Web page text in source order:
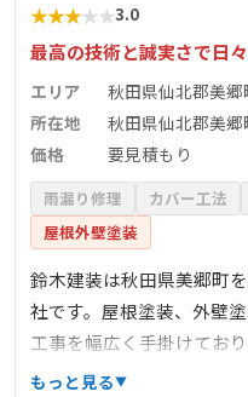
★★★★★3.0
最高の技術と誠実さで日
エリア
秋田県仙北郡美郷
所在地
秋田県仙北郡美
価格
要見積もり
雨漏り修理 カバー工法
屋根外壁塗装
鈴木建装は秋田県美郷町
社です。屋根塗装、外壁
工事を幅広く手掛けてお
事まで対応しています。
もっと見る